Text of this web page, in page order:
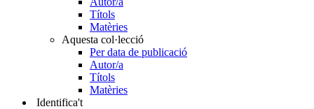
Títols
Matèries
Aquesta col·lecció
Per data de publicació
Autor/a
Títols
Matèries
Identifica't